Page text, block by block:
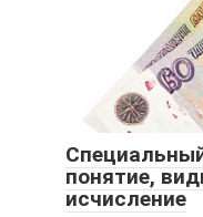
понятие,
исчисление